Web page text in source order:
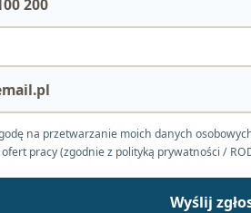
na przetwarzanie moich danych
pracy (zgodnie z polityką prywatności /
Wyślij